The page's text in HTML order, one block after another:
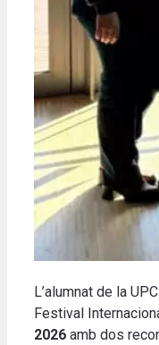
L’alumnat de la
Festival
2026 amb dos